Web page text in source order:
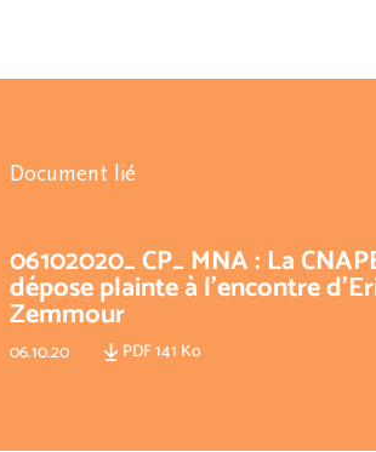
Document lié
06102020_ CP_ MNA : La
dépose plainte à l’encontre
Zemmour
06.10.20 PDF 141 Ko